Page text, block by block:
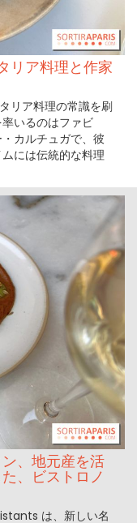
リア料理と作家
リア料理の常識を刷
いるのはファビ
カルチュガで、彼
には伝統的な料理
、地元産を活
、ビストロノ
は、新しい名